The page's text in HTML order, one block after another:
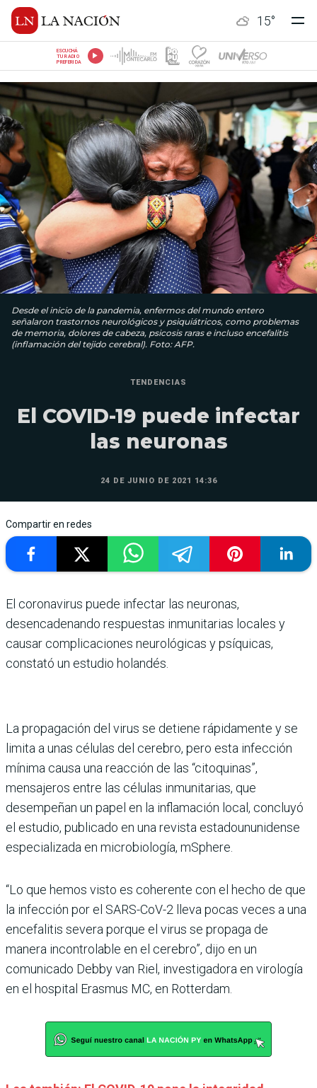
15°
ESCUCHÁ
TU RADIO
PREFERIDA
Desde el inicio de la pandemia, enfermos del mundo entero
señalaron trastornos neurológicos y psiquiátricos, como problemas
de memoria, dolores de cabeza, psicosis raras e incluso encefalitis
(inflamación del tejido cerebral). Foto: AFP.
TENDENCIAS
El COVID-19 puede infectar
las neuronas
24 DE JUNIO DE 2021 14:36
Compartir en redes
El coronavirus puede infectar las neuronas,
desencadenando respuestas inmunitarias locales y
causar complicaciones neurológicas y psíquicas,
constató un estudio holandés.
La propagación del virus se detiene rápidamente y se
limita a unas células del cerebro, pero esta infección
mínima causa una reacción de las “citoquinas”,
mensajeros entre las células inmunitarias, que
desempeñan un papel en la inflamación local, concluyó
el estudio, publicado en una revista estadoununidense
especializada en microbiología, mSphere.
“Lo que hemos visto es coherente con el hecho de que
la infección por el SARS-CoV-2 lleva pocas veces a una
encefalitis severa porque el virus se propaga de
manera incontrolable en el cerebro”, dijo en un
comunicado Debby van Riel, investigadora en virología
en el hospital Erasmus MC, en Rotterdam.